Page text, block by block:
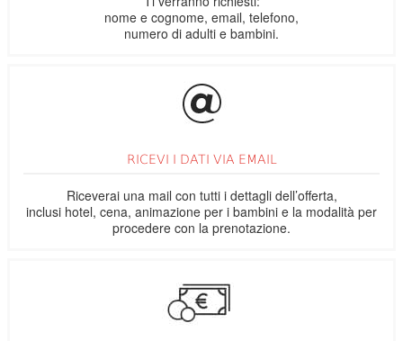
nome e cognome, email, telefono,
numero di adulti e bambini.
RICEVI I DATI VIA EMAIL
Riceverai una mail con tutti i dettagli dell’offerta,
inclusi hotel, cena, animazione per i bambini e la modalità per
procedere con la prenotazione.